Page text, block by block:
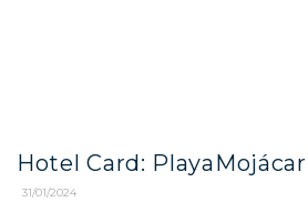
Hotel Card: PlayaMojácar
31/01/2024